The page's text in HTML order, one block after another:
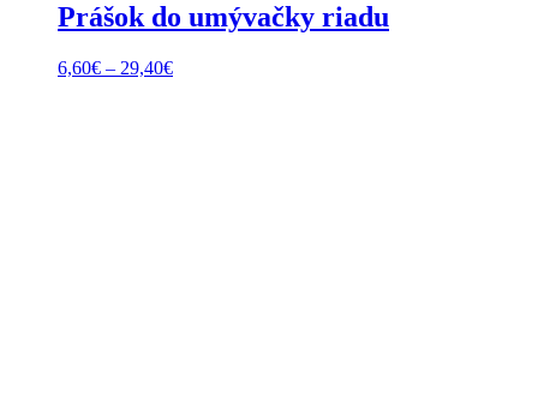
Prášok do umývačky riadu
6,60€ – 29,40€